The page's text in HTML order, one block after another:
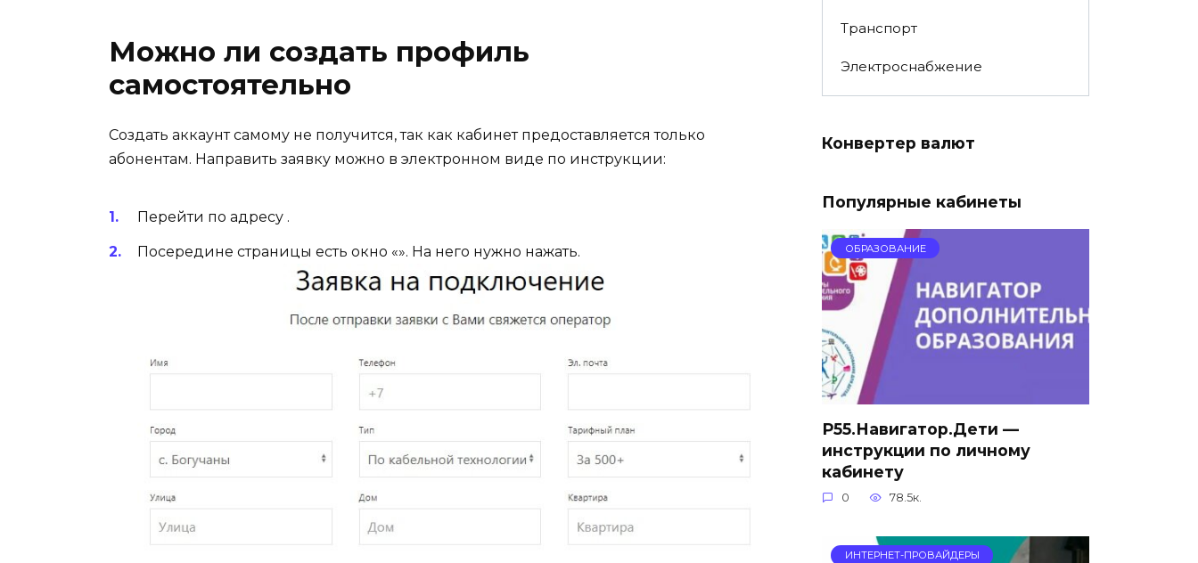
Можно ли создать профиль
самостоятельно
Создать аккаунт самому не получится, так как кабинет предоставляется только
абонентам. Направить заявку можно в электронном виде по инструкции:
Перейти по адресу .
Посередине страницы есть окно «». На него нужно нажать.
Транспорт
Электроснабжение
Конвертер валют
Популярные кабинеты
ОБРАЗОВАНИЕ
Р55.Навигатор.Дети —
инструкции по личному
кабинету
0 78.5к.
ИНТЕРНЕТ-ПРОВАЙДЕРЫ